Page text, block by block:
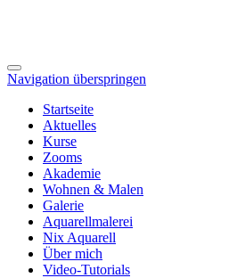
Navigation überspringen
Startseite
Aktuelles
Kurse
Zooms
Akademie
Wohnen & Malen
Galerie
Aquarellmalerei
Nix Aquarell
Über mich
Video-Tutorials